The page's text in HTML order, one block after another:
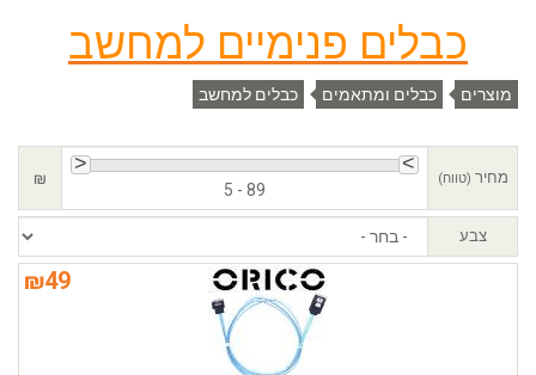
כבלים פנימיים למחשב
מוצרים כבלים ומתאמים כבלים למחשב
מחיר (טווח)
5 - 89
₪
צבע
₪49